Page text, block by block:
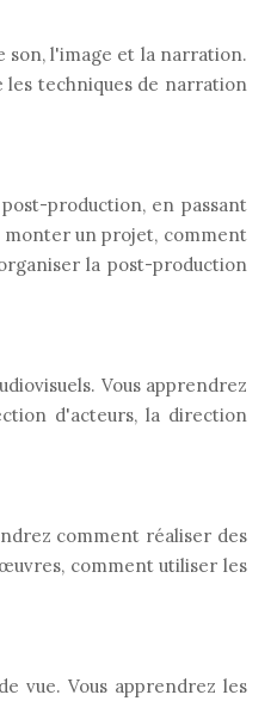
son, l'image et la narration.
les techniques de narration
production, en passant
monter un projet, comment
la post-production
Vous apprendrez
d'acteurs, la direction
comment réaliser des
comment utiliser les
vue. Vous apprendrez les